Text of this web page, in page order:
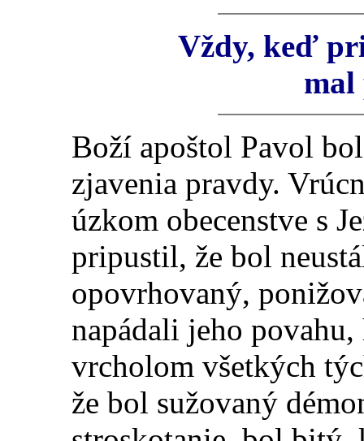
Vždy, keď
mal
Boží apoštol Pavol
zjavenia pravdy.
úzkom obecenstve s
pripustil, že bol
opovrhovaný,
napádali jeho
vrcholom všetkých
že bol sužovaný